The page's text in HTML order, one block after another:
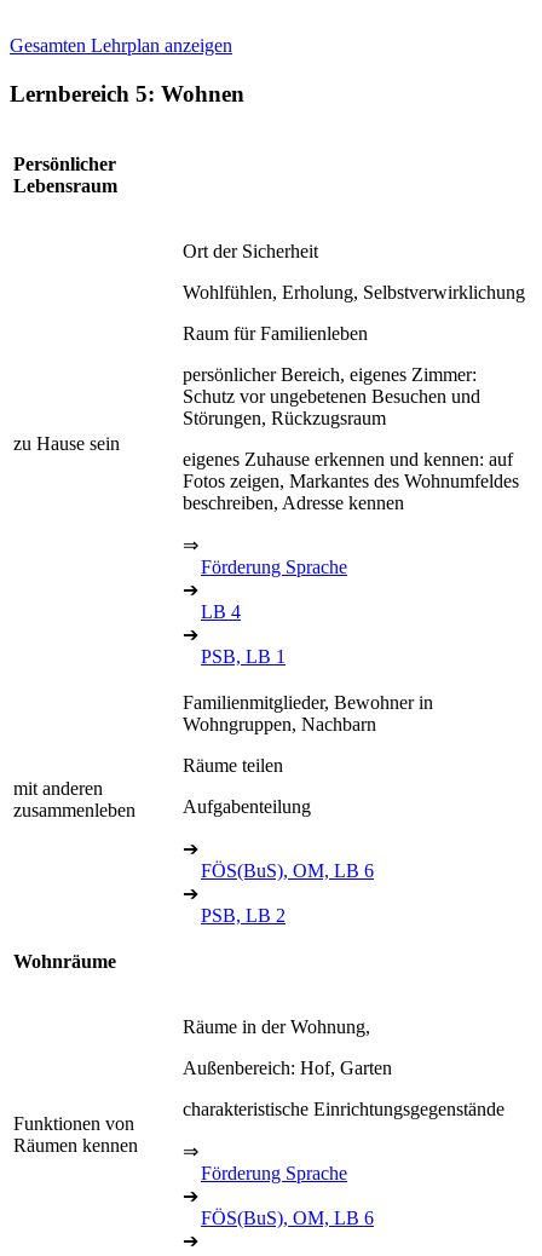
Gesamten Lehrplan anzeigen
Lernbereich 5: Wohnen
Persönlicher
Lebensraum
zu Hause sein
Ort der Sicherheit
Wohlfühlen, Erholung, Selbstverwirklichung
Raum für Familienleben
persönlicher Bereich, eigenes Zimmer:
Schutz vor ungebetenen Besuchen und
Störungen, Rückzugsraum
eigenes Zuhause erkennen und kennen: auf
Fotos zeigen, Markantes des Wohnumfeldes
beschreiben, Adresse kennen
⇒
Förderung Sprache
➔
LB 4
➔
PSB, LB 1
mit anderen
zusammenleben
Familienmitglieder, Bewohner in
Wohngruppen, Nachbarn
Räume teilen
Aufgabenteilung
➔
FÖS(BuS), OM, LB 6
➔
PSB, LB 2
Wohnräume
Funktionen von
Räumen kennen
Räume in der Wohnung,
Außenbereich: Hof, Garten
charakteristische Einrichtungsgegenstände
⇒
Förderung Sprache
➔
FÖS(BuS), OM, LB 6
➔